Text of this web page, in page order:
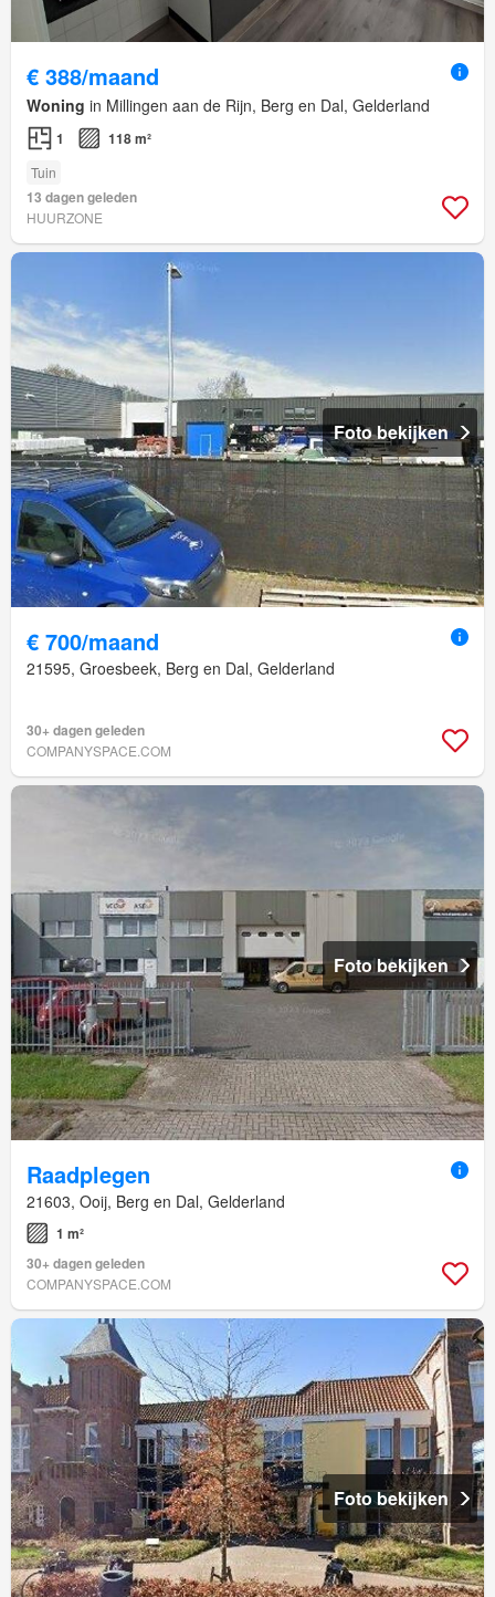
€ 388/maand
Woning in Millingen aan de Rijn, Berg en Dal, Gelderland
1 118 m²
Tuin
13 dagen geleden
HUURZONE
Foto bekijken
€ 700/maand
21595, Groesbeek, Berg en Dal, Gelderland
30+ dagen geleden
COMPANYSPACE.COM
Foto bekijken
Raadplegen
21603, Ooij, Berg en Dal, Gelderland
1 m²
30+ dagen geleden
COMPANYSPACE.COM
Foto bekijken